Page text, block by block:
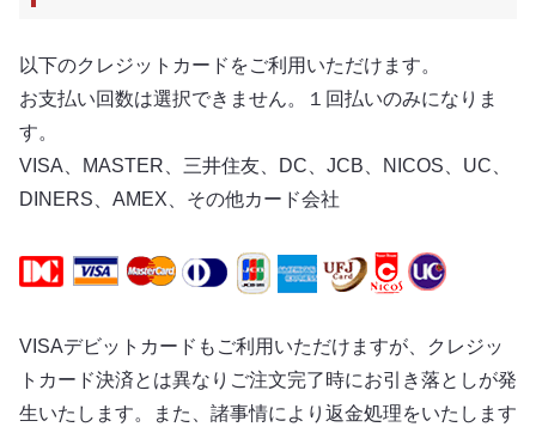
以下のクレジットカードをご利用いただけます。
お支払い回数は選択できません。１回払いのみになりま
す。
VISA、MASTER、三井住友、DC、JCB、NICOS、UC、
DINERS、AMEX、その他カード会社
VISAデビットカードもご利用いただけますが、クレジッ
トカード決済とは異なりご注文完了時にお引き落としが発
生いたします。また、諸事情により返金処理をいたします